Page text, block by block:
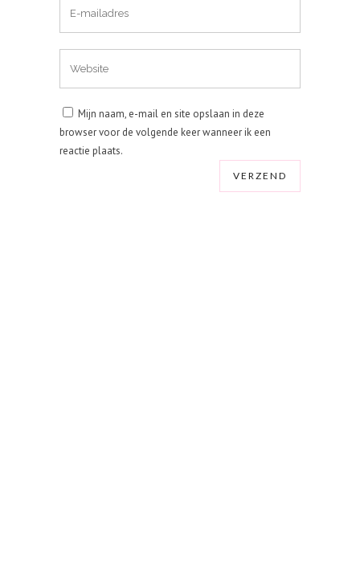
Mijn naam, e-mail en site opslaan in deze
browser voor de volgende keer wanneer ik een
reactie plaats.